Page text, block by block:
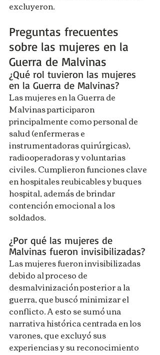
excluyeron.
Preguntas frecuentes
sobre las mujeres en la
Guerra de Malvinas
¿Qué rol tuvieron las mujeres
en la Guerra de Malvinas?
Las mujeres en la Guerra de
Malvinas participaron
principalmente como personal de
salud (enfermeras e
instrumentadoras quirúrgicas),
radiooperadoras y voluntarias
civiles. Cumplieron funciones clave
en hospitales reubicables y buques
hospital, además de brindar
contención emocional a los
soldados.
¿Por qué las mujeres de
Malvinas fueron invisibilizadas?
Las mujeres fueron invisibilizadas
debido al proceso de
desmalvinización posterior a la
guerra, que buscó minimizar el
conflicto. A esto se sumó una
narrativa histórica centrada en los
varones, que excluyó sus
experiencias y su reconocimiento